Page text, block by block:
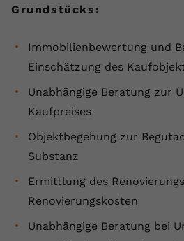
Grundstücks:
Immobilienbewertung und
Einschätzung des
Unabhängige Beratung zur
Kaufpreises
Objektbegehung zur
Substanz
Ermittlung des
Renovierungskosten
Unabhängige Beratung bei
Zweck
Dieser von
Daten darüber
gesehen hat.
Name
Anbieter
Laufzeit Session
registriert eine